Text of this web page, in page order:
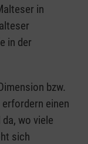
in
in der
bzw.
einen
wo viele
sich